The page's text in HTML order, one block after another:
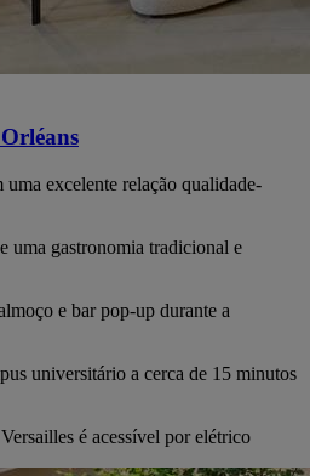
uma excelente relação qualidade-
uma gastronomia tradicional e
e bar pop-up durante a
universitário a cerca de 15 minutos
é acessível por elétrico